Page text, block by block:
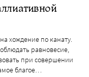
хождение по канату.
равновесие,
при совершении
благое…